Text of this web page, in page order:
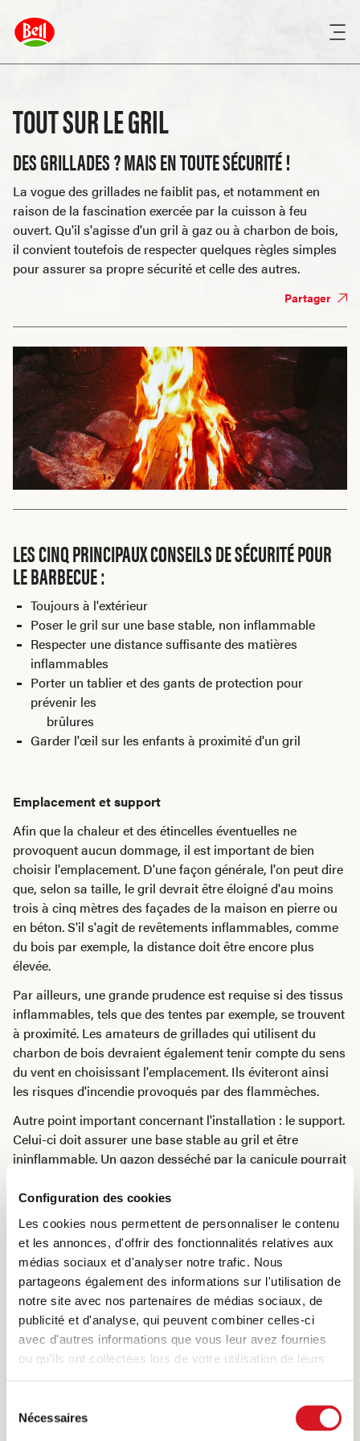
Configuration des cookies
Les cookies nous permettent de personnaliser le contenu
et les annonces, d'offrir des fonctionnalités relatives aux
médias sociaux et d'analyser notre trafic. Nous
partageons également des informations sur l'utilisation de
notre site avec nos partenaires de médias sociaux, de
publicité et d'analyse, qui peuvent combiner celles-ci
avec d'autres informations que vous leur avez fournies
ou qu'ils ont collectées lors de votre utilisation de leurs
Nécessaires
TOUT SUR LE GRIL
DES GRILLADES ? MAIS EN TOUTE SÉCURITÉ !
La vogue des grillades ne faiblit pas, et notamment en
raison de la fascination exercée par la cuisson à feu
ouvert. Qu'il s'agisse d'un gril à gaz ou à charbon de bois,
il convient toutefois de respecter quelques règles simples
pour assurer sa propre sécurité et celle des autres.
Partager
LES CINQ PRINCIPAUX CONSEILS DE SÉCURITÉ POUR
LE BARBECUE :
Toujours à l'extérieur
Poser le gril sur une base stable, non inflammable
Respecter une distance suffisante des matières
inflammables
Porter un tablier et des gants de protection pour
prévenir les
brûlures
Garder l'œil sur les enfants à proximité d'un gril
Emplacement et support
Afin que la chaleur et des étincelles éventuelles ne
provoquent aucun dommage, il est important de bien
choisir l'emplacement. D'une façon générale, l'on peut dire
que, selon sa taille, le gril devrait être éloigné d'au moins
trois à cinq mètres des façades de la maison en pierre ou
en béton. S'il s'agit de revêtements inflammables, comme
du bois par exemple, la distance doit être encore plus
élevée.
Par ailleurs, une grande prudence est requise si des tissus
inflammables, tels que des tentes par exemple, se trouvent
à proximité. Les amateurs de grillades qui utilisent du
charbon de bois devraient également tenir compte du sens
du vent en choisissant l'emplacement. Ils éviteront ainsi
les risques d'incendie provoqués par des flammèches.
Autre point important concernant l'installation : le support.
Celui-ci doit assurer une base stable au gril et être
ininflammable. Un gazon desséché par la canicule pourrait
Quoi qu'il en soit, il vaut toujours mieux prévoir un seau
d'eau ou un autre dispositif d'extinction à portée de main.
Mais attention : ne tentez jamais d'éteindre de la graisse
enflammée avec de l'eau. Le cas échéant, un couvercle ou
un extincteur sera la bonne solution.
Avant d'installer le barbecue sur un terrain qui ne vous
appartient pas, renseignez-vous sur les règles en vigueur.
Celles-ci peuvent varier fortement d'une région ou d'une
saison à l'autre. Des informations sur les directives
La tenue appropriée